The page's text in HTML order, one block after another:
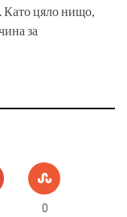
Като цяло нищо,
за
0